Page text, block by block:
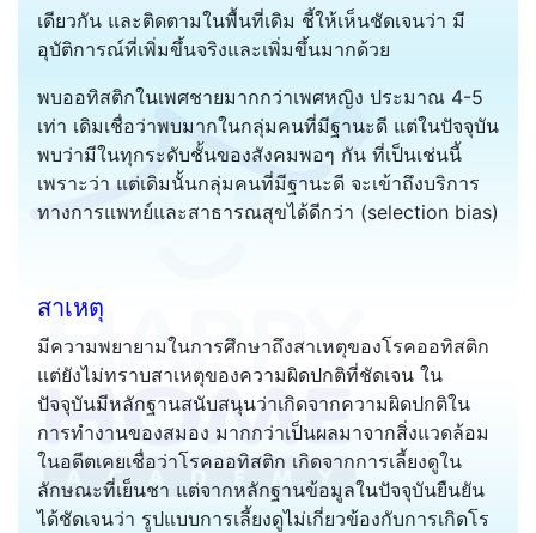
เดียวกัน และติดตามในพื้นที่เดิม ชี้ให้เห็นชัดเจนว่า มี
อุบัติการณ์ที่เพิ่มขึ้นจริงและเพิ่มขึ้นมากด้วย
พบออทิสติกในเพศชายมากกว่าเพศหญิง ประมาณ 4-5
เท่า เดิมเชื่อว่าพบมากในกลุ่มคนที่มีฐานะดี แต่ในปัจจุบัน
พบว่ามีในทุกระดับชั้นของสังคมพอๆ กัน ที่เป็นเช่นนี้
เพราะว่า แต่เดิมนั้นกลุ่มคนที่มีฐานะดี จะเข้าถึงบริการ
ทางการแพทย์และสาธารณสุขได้ดีกว่า (selection bias)
สาเหตุ
มีความพยายามในการศึกษาถึงสาเหตุของโรคออทิสติก
แต่ยังไม่ทราบสาเหตุของความผิดปกติที่ชัดเจน ใน
ปัจจุบันมีหลักฐานสนับสนุนว่าเกิดจากความผิดปกติใน
การทำงานของสมอง มากกว่าเป็นผลมาจากสิ่งแวดล้อม
ในอดีตเคยเชื่อว่าโรคออทิสติก เกิดจากการเลี้ยงดูใน
ลักษณะที่เย็นชา แต่จากหลักฐานข้อมูลในปัจจุบันยืนยัน
ได้ชัดเจนว่า รูปแบบการเลี้ยงดูไม่เกี่ยวข้องกับการเกิดโร